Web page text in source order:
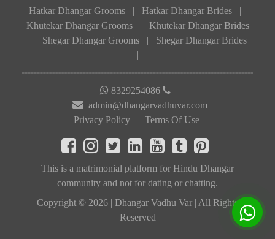
Hatkar Dhangar Grooms | Hatkar Dhangar Brides
|
Khutekar Dhangar Grooms
|
Khutekar Dhangar Brides
|
Shegar Dhangar Grooms |
Shegar Dhangar Brides
|
8329254086
admin@dhangarvadhuvar.com
Privacy Policy
Terms Of Use
This is a matrimonial platform for Hindu Dhangar
community and not for dating or chatting.
Copyright © 2026 | Dhangar Vadhu Var | All Rights
Reserved